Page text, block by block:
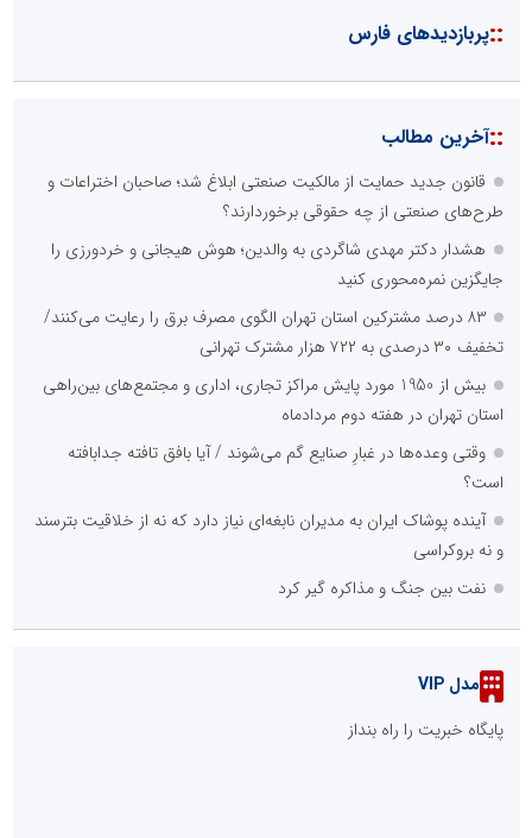
::پربازدیدهای فارس
::آخرین مطالب
قانون جدید حمایت از مالکیت صنعتی ابلاغ شد؛ صاحبان اختراعات و
طرح‌های صنعتی از چه حقوقی برخوردارند؟
هشدار دکتر مهدی شاگردی به والدین؛ هوش هیجانی و خردورزی را
جایگزین نمره‌محوری کنید
۸۳ درصد مشترکین استان تهران الگوی مصرف برق را رعایت می‌کنند/
تخفیف ۳۰ درصدی به ۷۲۲ هزار مشترک تهرانی
بیش از 1950 مورد پایش مراکز تجاری، اداری و مجتمع‌های بین‌راهی
استان تهران در هفته دوم مردادماه
وقتی وعده‌ها در غبارِ صنایع گم می‌شوند / آیا بافق تافته جدابافته
است؟
آینده پوشاک ایران به مدیران نابغه‌ای نیاز دارد که نه از خلاقیت بترسند
و نه بروکراسی
نفت بین جنگ و مذاکره گیر کرد
مدل VIP
پایگاه خبریت را راه بنداز